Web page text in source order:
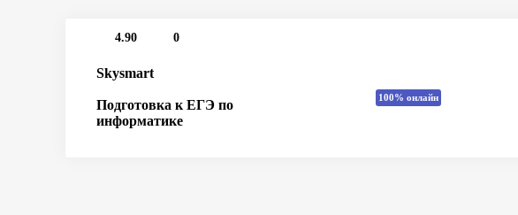
4.90 0
Skysmart
Подготовка к ЕГЭ по
информатике
100% онлайн